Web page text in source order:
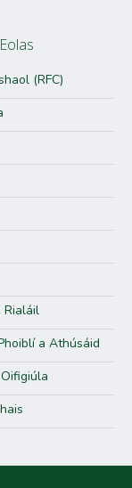
(RFC)
Rialáil
a Athúsáid